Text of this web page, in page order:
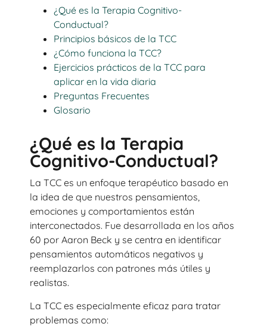
¿Qué es la Terapia Cognitivo-
Conductual?
Principios básicos de la TCC
¿Cómo funciona la TCC?
Ejercicios prácticos de la TCC para
aplicar en la vida diaria
Preguntas Frecuentes
Glosario
¿Qué es la Terapia
Cognitivo-Conductual?
La TCC es un enfoque terapéutico basado en
la idea de que nuestros pensamientos,
emociones y comportamientos están
interconectados. Fue desarrollada en los años
60 por Aaron Beck y se centra en identificar
pensamientos automáticos negativos y
reemplazarlos con patrones más útiles y
realistas.
La TCC es especialmente eficaz para tratar
problemas como: